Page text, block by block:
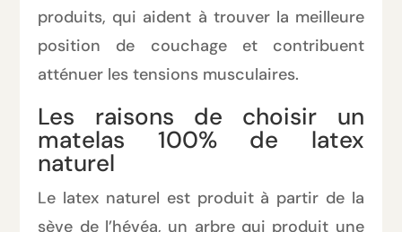
produits, qui aident à trouver la meilleure
position de couchage et contribuent
atténuer les tensions musculaires.
Les raisons de choisir un
matelas 100% de latex
naturel
Le latex naturel est produit à partir de la
sève de l’hévéa, un arbre qui produit une